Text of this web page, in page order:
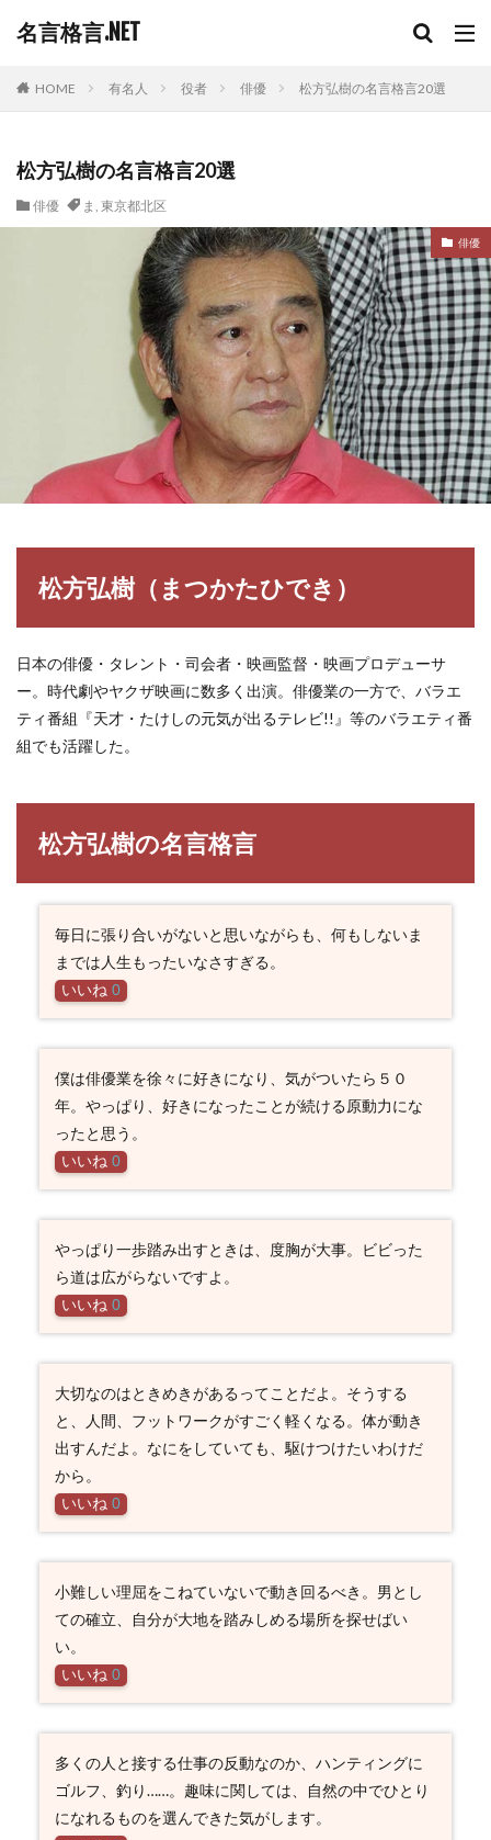
名言格言.NET
HOME 有名人 役者 俳優 松方弘樹の名言格言20選
松方弘樹の名言格言20選
俳優 ま , 東京都北区
俳優
松方弘樹（まつかたひでき）
日本の俳優・タレント・司会者・映画監督・映画プロデューサ
ー。時代劇やヤクザ映画に数多く出演。俳優業の一方で、バラエ
ティ番組『天才・たけしの元気が出るテレビ!!』等のバラエティ番
組でも活躍した。
松方弘樹の名言格言
毎日に張り合いがないと思いながらも、何もしないま
までは人生もったいなさすぎる。
いいね 0
僕は俳優業を徐々に好きになり、気がついたら５０
年。やっぱり、好きになったことが続ける原動力にな
ったと思う。
いいね 0
やっぱり一歩踏み出すときは、度胸が大事。ビビった
ら道は広がらないですよ。
いいね 0
大切なのはときめきがあるってことだよ。そうする
と、人間、フットワークがすごく軽くなる。体が動き
出すんだよ。なにをしていても、駆けつけたいわけだ
から。
いいね 0
小難しい理屈をこねていないで動き回るべき。男とし
ての確立、自分が大地を踏みしめる場所を探せばい
い。
いいね 0
多くの人と接する仕事の反動なのか、ハンティングに
ゴルフ、釣り……。趣味に関しては、自然の中でひとり
になれるものを選んできた気がします。